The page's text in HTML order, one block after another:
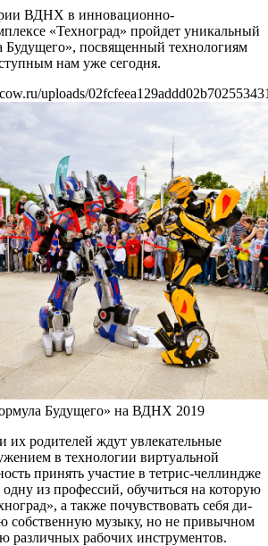
ВДНХ в инновационно-
«Техноград» пройдет уникальный
Будущего», посвященный технологиям
нам уже сегодня.
uploads/
Будущего» на ВДНХ 2019
их родителей ждут увлекательные
в технологии виртуальной
принять участие в тетрис-челлиндже
из профессий, обучиться на которую
а также почувствовать себя ди-
собственную музыку, но не привычном
различных рабочих инструментов.